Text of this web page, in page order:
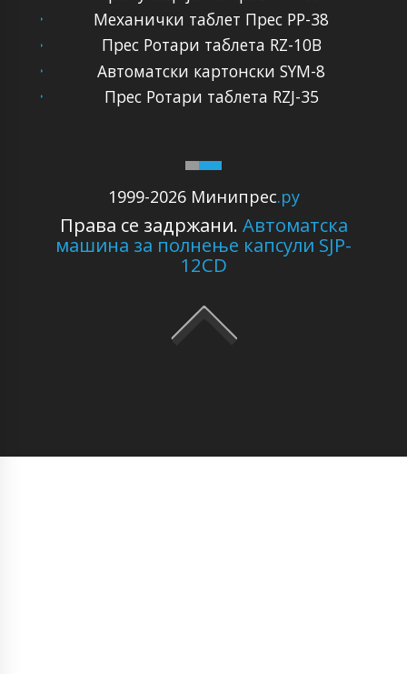
1999-2026 Минипрес.ру
Права се задржани. Автоматска
машина за полнење капсули SJP-
12CD
Механички таблет Прес PP-38
Прес Ротари таблета RZ-10B
Автоматски картонски SYM-8
Прес Ротари таблета RZJ-35